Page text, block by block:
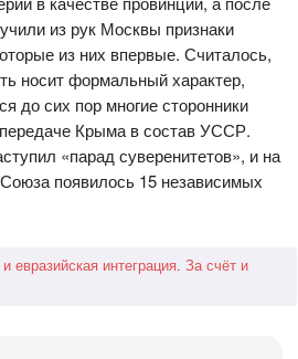
из рук Москвы признаки
из них впервые. Считалось,
носит формальный характер,
до сих пор многие сторонники
Крыма в состав УССР.
«парад суверенитетов», и на
появилось 15 независимых
евразийская интеграция. За счёт и